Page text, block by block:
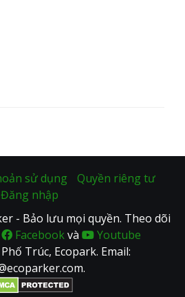
sử dụng
Quyền riêng tư
Đăng nhập
- Bảo lưu mọi quyền. Theo dõi
Facebookvà
Youtube
Trúc, Ecopark. Email: